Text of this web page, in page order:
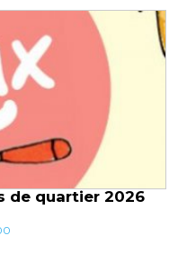
de quartier 2026